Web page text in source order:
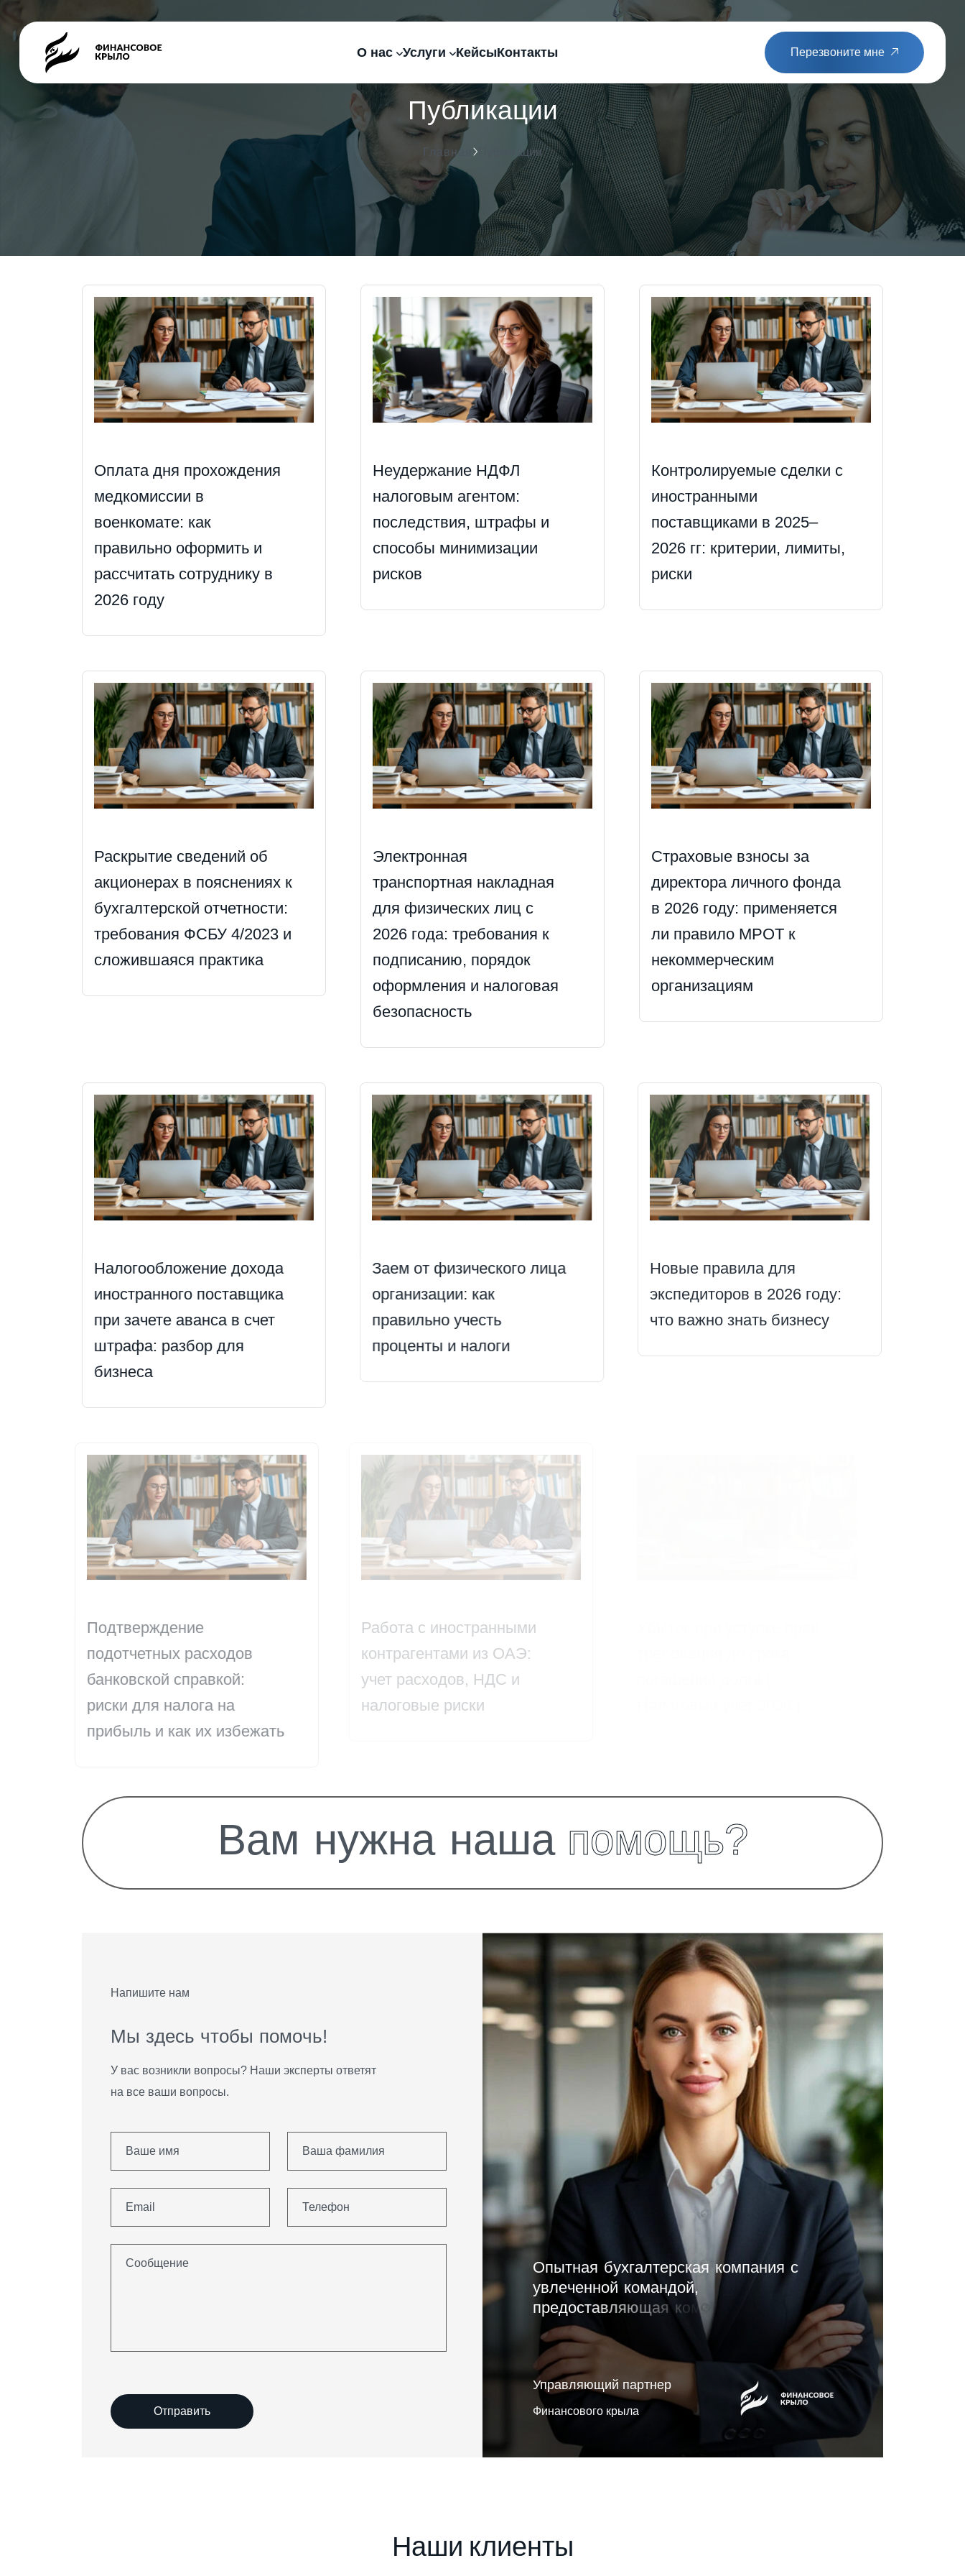
О нас Услуги КейсыКонтакты Перезвоните мне
Публикации
Главная Публикации
Оплата дня прохождения
медкомиссии в
военкомате: как
правильно оформить и
рассчитать сотруднику в
2026 году
Неудержание НДФЛ
налоговым агентом:
последствия, штрафы и
способы минимизации
рисков
Контролируемые сделки с
иностранными
поставщиками в 2025–
2026 гг: критерии, лимиты,
риски
Раскрытие сведений об
акционерах в пояснениях к
бухгалтерской отчетности:
требования ФСБУ 4/2023 и
сложившаяся практика
Электронная
транспортная накладная
для физических лиц с
2026 года: требования к
подписанию, порядок
оформления и налоговая
безопасность
Страховые взносы за
директора личного фонда
в 2026 году: применяется
ли правило МРОТ к
некоммерческим
организациям
Налогообложение дохода
иностранного поставщика
при зачете аванса в счет
штрафа: разбор для
бизнеса
Заем от физического лица
организации: как
правильно учесть
проценты и налоги
Новые правила для
экспедиторов в 2026 году:
что важно знать бизнесу
Подтверждение
подотчетных расходов
банковской справкой:
риски для налога на
прибыль и как их избежать
Работа с иностранными
контрагентами из ОАЭ:
учет расходов, НДС и
налоговые риски
Вам нужна наша помощь?
Напишите нам
Мы здесь чтобы помочь!
У вас возникли вопросы? Наши эксперты ответят
на все ваши вопросы.
Опытная бухгалтерская компания с
увлеченной командой,
предоставляющая ко мп л
ешения а
Управляющий партнер
Финансового крыла
Наши клиенты